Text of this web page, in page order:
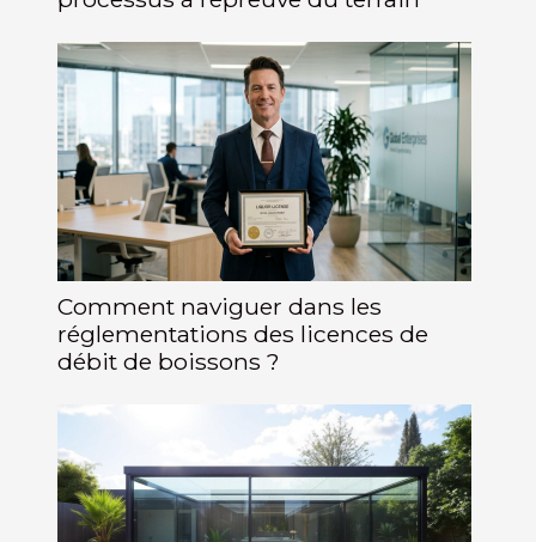
Comment naviguer dans les
réglementations des licences de
débit de boissons ?